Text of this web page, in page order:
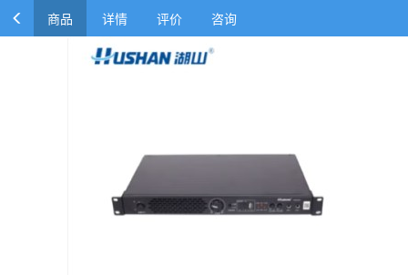
商品 详情 评价 咨询